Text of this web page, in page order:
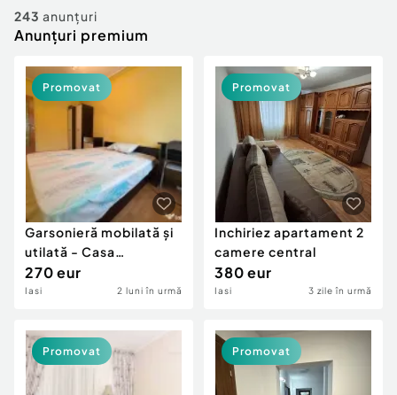
Servicii
Animale de companie
Afaceri și echipamente profesionale
Inchiriere Bunuri si Vehicule
Utilaje agricole si industriale
Piese auto si accesorii
Dacia Duster
243 anunțuri
Anunțuri premium
Garsonieră mobilată și
utilată - Casa
Sindicatelor
270 eur
Iasi 2 luni în urmă
Promovat
Inchiriez apartament 2
camere central
380 eur
Iasi 3 zile în urmă
Promovat
Promovat Promovat